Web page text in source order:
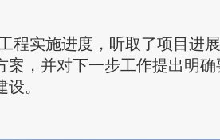
程实施进度，听取了项目进
案，并对下一步工作提出明
。